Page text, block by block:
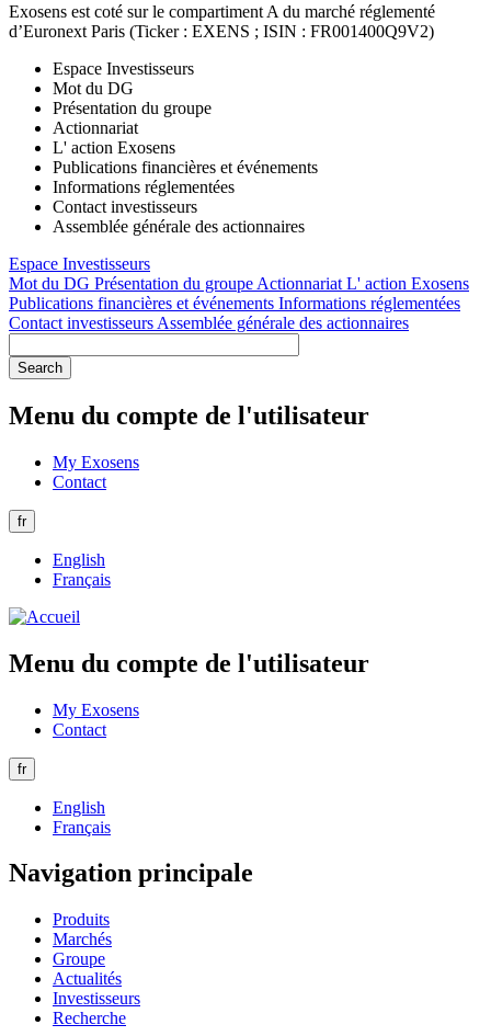
Exosens est coté sur le compartiment A du marché réglementé
d’Euronext Paris (Ticker : EXENS ; ISIN : FR001400Q9V2)
Espace Investisseurs
Mot du DG
Présentation du groupe
Actionnariat
L' action Exosens
Publications financières et événements
Informations réglementées
Contact investisseurs
Assemblée générale des actionnaires
Espace Investisseurs
Mot du DG Présentation du groupe Actionnariat L' action Exosens
Publications financières et événements Informations réglementées
Contact investisseurs Assemblée générale des actionnaires
Menu du compte de l'utilisateur
My Exosens
Contact
fr
English
Français
Menu du compte de l'utilisateur
My Exosens
Contact
fr
English
Français
Navigation principale
Produits
Marchés
Groupe
Actualités
Investisseurs
Recherche